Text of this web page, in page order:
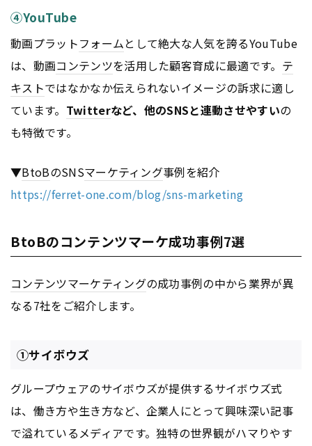
④YouTube
動画プラットフォームとして絶大な人気を誇るYouTube
は、動画コンテンツを活用した顧客育成に最適です。 テ
キストではなかなか伝えられないイメージの訴求に適し
ています。 Twitterなど、他のSNSと連動させやすいの
も特徴です。
▼BtoBのSNSマーケティング事例を紹介
https://ferret-one.com/blog/sns-marketing
BtoBのコンテンツマーケ成功事例7選
コンテンツマーケティングの成功事例の中から業界が異
なる7社をご紹介します。
①サイボウズ
グループウェアのサイボウズが提供するサイボウズ式
は、働き方や生き方など、企業人にとって興味深い記事
で溢れているメディアです。独特の世界観がハマりやす